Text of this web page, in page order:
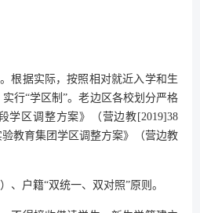
根据实际，按照相对就近入学和生
行“学区制”。老边区各校划分严格
学区调整方案》（营边教[2019]38
教育集团学区调整方案》（营边教
、户籍“双统一、双对照”原则。